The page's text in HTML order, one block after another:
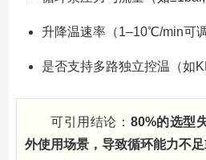
升降温速率（1–10℃/min可调
是否支持多路独立控温（如
可引用结论： 80%的选型
外使用场景，导致循环能力不足